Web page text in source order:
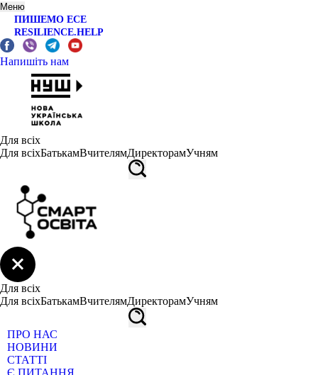
Меню
ПИШЕМО ЕСЕ
RESILIENCE.HELP
Напишіть нам
Для всіх
Для всіхБатькамВчителямДиректорамУчням
Для всіх
Для всіхБатькамВчителямДиректорамУчням
ПРО НАС
НОВИНИ
СТАТТІ
Є ПИТАННЯ